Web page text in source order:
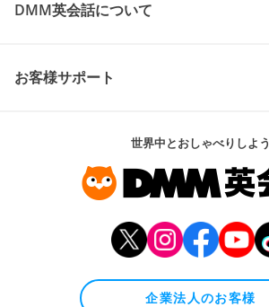
DMM英会話について
お客様サポート
世界中とおしゃべりしよう
企業法人のお客様